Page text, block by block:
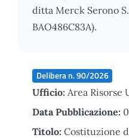
ditta Merck Serono
BAO486C83A).
Delibera n. 90/2026
Ufficio: Area Risorse
Data Pubblicazione:
Titolo: Costituzione